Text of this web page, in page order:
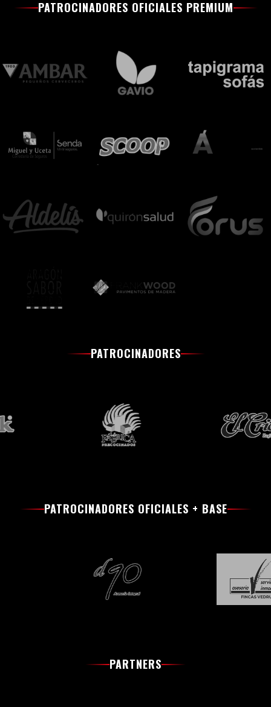
PATROCINADORES OFICIALES PREMIUM
PATROCINADORES
PATROCINADORES OFICIALES + BASE
PARTNERS